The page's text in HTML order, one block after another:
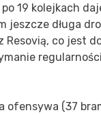
19 kolejkach
jeszcze długa
co jest
ofensywa (37